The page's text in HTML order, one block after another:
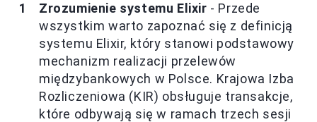
Zrozumienie systemu Elixir - Przede
wszystkim warto zapoznać się z definicją
systemu Elixir, który stanowi podstawowy
mechanizm realizacji przelewów
międzybankowych w Polsce. Krajowa Izba
Rozliczeniowa (KIR) obsługuje transakcje,
które odbywają się w ramach trzech sesji